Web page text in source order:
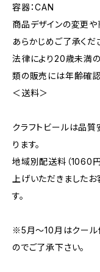
容器：CAN
商品デザインの変更
あらかじめご了承くだ
法律により20歳未満
類の販売には年齢確
＜送料＞
クラフトビールは品
ります。
地域別配送料（1060
上げいただきました
す。
※5月～10月はクール
のでご了承下さい。